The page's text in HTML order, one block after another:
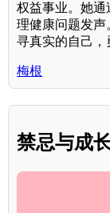
权益事业。她
理健康问题发声
寻真实的自己，
梅根
禁忌与成